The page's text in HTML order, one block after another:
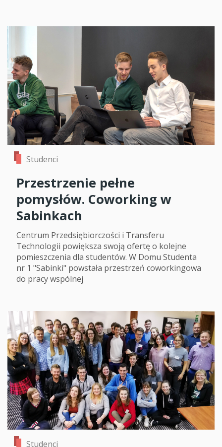
Studenci
Przestrzenie pełne
pomysłów. Coworking w
Sabinkach
Centrum Przedsiębiorczości i Transferu
Technologii powiększa swoją ofertę o kolejne
pomieszczenia dla studentów. W Domu Studenta
nr 1 "Sabinki" powstała przestrzeń coworkingowa
do pracy wspólnej
Studenci